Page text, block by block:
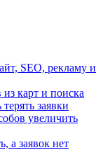
SEO, рекламу и
карт и поиска
заявки
увеличить
а заявок нет